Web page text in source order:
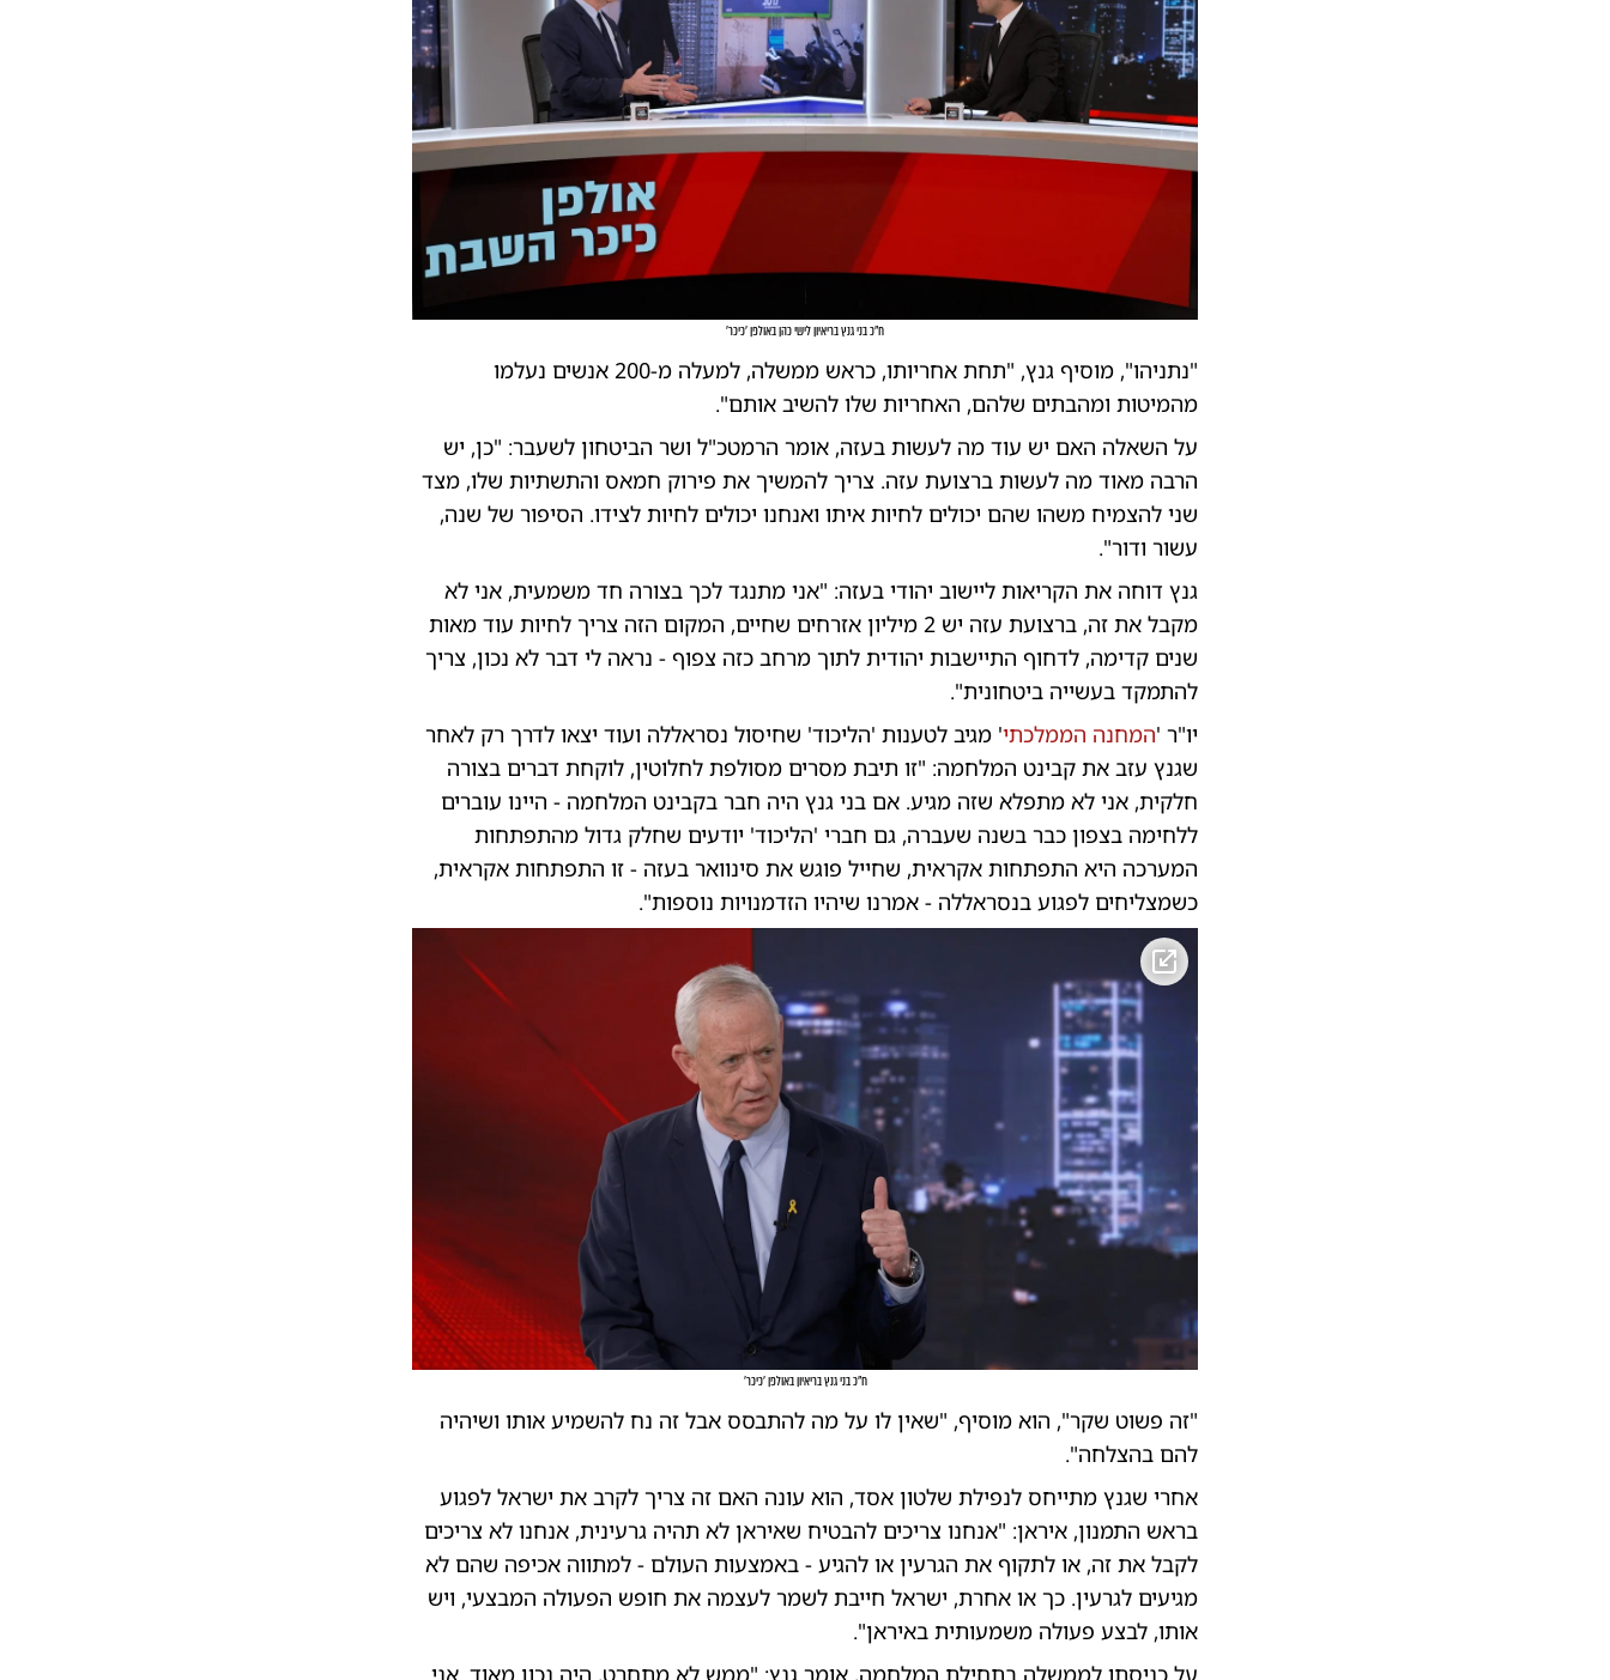
ח"כ בני גנץ בריאיון לישי כהן באולפן 'כיכר'
"נתניהו", מוסיף גנץ, "תחת אחריותו, כראש ממשלה, למעלה מ-200 אנשים נעלמו
מהמיטות ומהבתים שלהם, האחריות שלו להשיב אותם".
על השאלה האם יש עוד מה לעשות בעזה, אומר הרמטכ"ל ושר הביטחון לשעבר: "כן, יש
הרבה מאוד מה לעשות ברצועת עזה. צריך להמשיך את פירוק חמאס והתשתיות שלו, מצד
שני להצמיח משהו שהם יכולים לחיות איתו ואנחנו יכולים לחיות לצידו. הסיפור של שנה,
עשור ודור".
גנץ דוחה את הקריאות ליישוב יהודי בעזה: "אני מתנגד לכך בצורה חד משמעית, אני לא
מקבל את זה, ברצועת עזה יש 2 מיליון אזרחים שחיים, המקום הזה צריך לחיות עוד מאות
שנים קדימה, לדחוף התיישבות יהודית לתוך מרחב כזה צפוף - נראה לי דבר לא נכון, צריך
להתמקד בעשייה ביטחונית".
יו"ר 'המחנה הממלכתי' מגיב לטענות 'הליכוד' שחיסול נסראללה ועוד יצאו לדרך רק לאחר
שגנץ עזב את קבינט המלחמה: "זו תיבת מסרים מסולפת לחלוטין, לוקחת דברים בצורה
חלקית, אני לא מתפלא שזה מגיע. אם בני גנץ היה חבר בקבינט המלחמה - היינו עוברים
ללחימה בצפון כבר בשנה שעברה, גם חברי 'הליכוד' יודעים שחלק גדול מהתפתחות
המערכה היא התפתחות אקראית, שחייל פוגש את סינוואר בעזה - זו התפתחות אקראית,
כשמצליחים לפגוע בנסראללה - אמרנו שיהיו הזדמנויות נוספות".
ח"כ בני גנץ בריאיון באולפן 'כיכר'
"זה פשוט שקר", הוא מוסיף, "שאין לו על מה להתבסס אבל זה נח להשמיע אותו ושיהיה
להם בהצלחה".
אחרי שגנץ מתייחס לנפילת שלטון אסד, הוא עונה האם זה צריך לקרב את ישראל לפגוע
בראש התמנון, איראן: "אנחנו צריכים להבטיח שאיראן לא תהיה גרעינית, אנחנו לא צריכים
לקבל את זה, או לתקוף את הגרעין או להגיע - באמצעות העולם - למתווה אכיפה שהם לא
מגיעים לגרעין. כך או אחרת, ישראל חייבת לשמר לעצמה את חופש הפעולה המבצעי, ויש
אותו, לבצע פעולה משמעותית באיראן".
על כניסתו לממשלה בתחילת המלחמה, אומר גנץ: "ממש לא מתחרט, היה נכון מאוד. אני